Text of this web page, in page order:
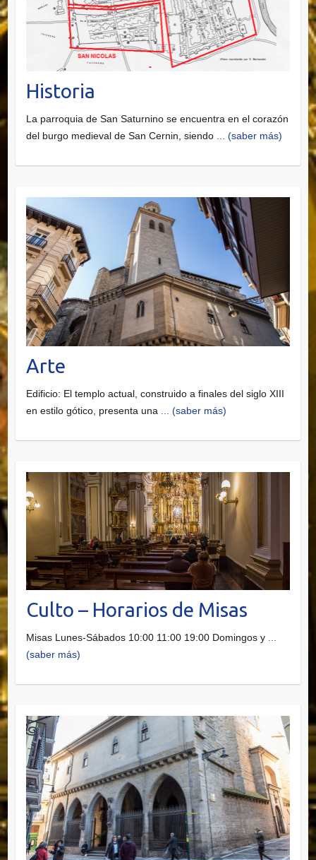
Historia
La parroquia de San Saturnino se encuentra en el corazón
del burgo medieval de San Cernin, siendo
... (saber más)
Arte
Edificio: El templo actual, construido a finales del siglo XIII
en estilo gótico, presenta una
... (saber más)
Culto – Horarios de Misas
Misas Lunes-Sábados 10:00 11:00 19:00 Domingos y ...
(saber más)